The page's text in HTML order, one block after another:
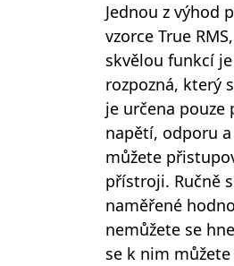
Jednou z výhod
vzorce True
skvělou funkcí
rozpozná, který
je určena
napětí, odporu
můžete
přístroji. Ručně
naměřené
nemůžete se
se k nim